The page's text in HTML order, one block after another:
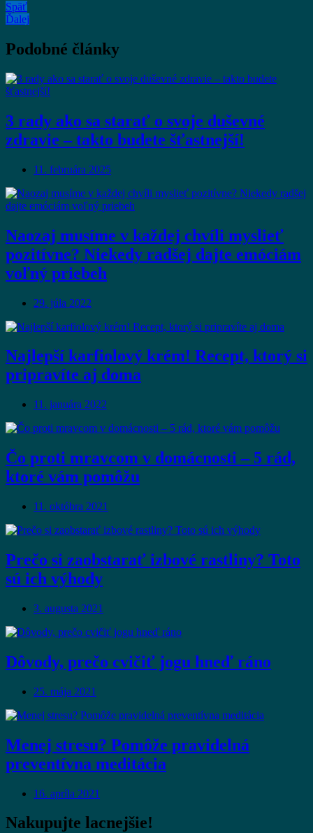
Späť
Ďalej
Podobné články
3 rady ako sa starať o svoje duševné
zdravie – takto budete šťastnejší!
11. februára 2025
Naozaj musíme v každej chvíli myslieť
pozitívne? Niekedy radšej dajte emóciám
voľný priebeh
29. júla 2022
Najlepší karfiolový krém! Recept, ktorý si
pripravíte aj doma
11. januára 2022
Čo proti mravcom v domácnosti – 5 rád,
ktoré vám pomôžu
11. októbra 2021
Prečo si zaobstarať izbové rastliny? Toto
sú ich výhody
3. augusta 2021
Dôvody, prečo cvičiť jogu hneď ráno
25. mája 2021
Menej stresu? Pomôže pravidelná
preventívna meditácia
16. apríla 2021
Nakupujte lacnejšie!